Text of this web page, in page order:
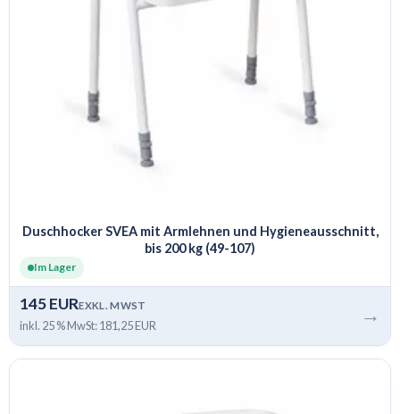
Duschhocker SVEA mit Armlehnen und Hygieneausschnitt,
bis 200 kg (49-107)
Im Lager
145 EUREXKL. MWST
inkl. 25 % MwSt: 181,25 EUR →